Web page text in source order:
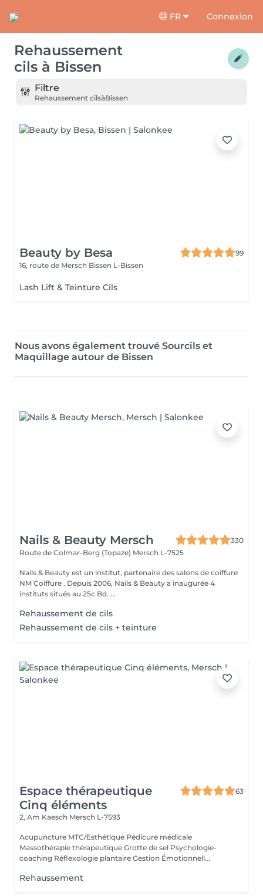
FR Connexion
Rehaussement
cils à Bissen
Filtre
Rehaussement cilsàBissen
Beauty by Besa
99
16, route de Mersch Bissen L-Bissen
Lash Lift & Teinture Cils
Nous avons également trouvé Sourcils et
Maquillage autour de Bissen
Nails & Beauty Mersch
330
Route de Colmar-Berg (Topaze) Mersch L-7525
Nails & Beauty est un institut, partenaire des salons de coiffure
NM Coiffure . Depuis 2006, Nails & Beauty a inaugurée 4
instituts situés au 25c Bd. ...
Rehaussement de cils
Rehaussement de cils + teinture
Espace thérapeutique
Cinq éléments
63
2, Am Kaesch Mersch L-7593
Acupuncture MTC/Esthétique Pédicure médicale
Massothérapie thérapeutique Grotte de sel Psychologie-
coaching Réflexologie plantaire Gestion Émotionnell...
Rehaussement